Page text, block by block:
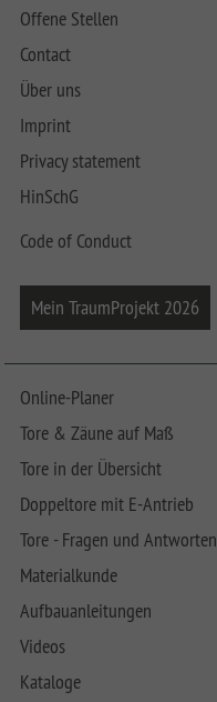
Offene Stellen
Contact
Über uns
Imprint
Privacy statement
HinSchG
Code of Conduct
Mein TraumProjekt 2026
Online-Planer
Tore & Zäune auf Maß
Tore in der Übersicht
Doppeltore mit E-Antrieb
Tore - Fragen und Antworten
Materialkunde
Aufbauanleitungen
Videos
Kataloge